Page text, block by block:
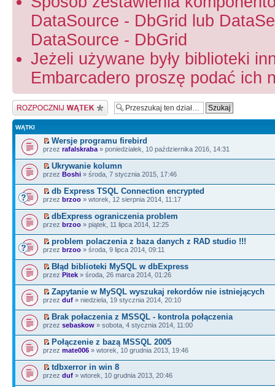
DataSource - DbGrid lub
DataSource - DbGrid
Jeżeli używane były biblioteki
Embarcadero proszę podać ich
Napisz wątek
WĄTKI
Wersje programu firebird
przez rafalskraba » poniedziałek, 10 października 2016, 14:31
Ukrywanie kolumn
przez Boshi » środa, 7 stycznia 2015, 17:46
db Express TSQL Connection encrypted
przez brzoo » wtorek, 12 sierpnia 2014, 11:17
dbExpress ograniczenia problem
przez brzoo » piątek, 11 lipca 2014, 12:25
problem polaczenia z baza danych z RAD studio !!!
przez brzoo » środa, 9 lipca 2014, 09:11
Błąd biblioteki MySQL w dbExpress
przez Pitek » środa, 26 marca 2014, 01:26
Zapytanie w MySQL wyszukaj rekordów nie istniejących
przez duf » niedziela, 19 stycznia 2014, 20:10
Brak połaczenia z MSSQL - kontrola połączenia
przez sebaskow » sobota, 4 stycznia 2014, 11:00
Połączenie z bazą MSSQL 2005
przez mate006 » wtorek, 10 grudnia 2013, 19:46
tdbxerror in win 8
przez duf » wtorek, 10 grudnia 2013, 20:46